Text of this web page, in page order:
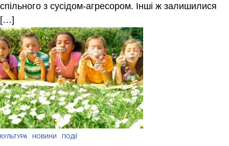
спільного з сусідом-агресором. Інші ж залишилися
[…]
КУЛЬТУРА НОВИНИ ПОДІЇ